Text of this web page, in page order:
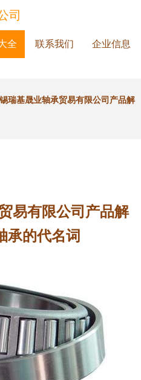
司
全 联系我们 企业信息
瑞基晟业轴承贸易有限公司产品解
易有限公司产品解
承的代名词